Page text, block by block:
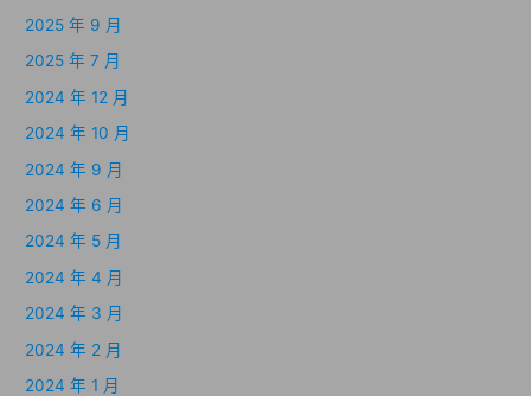
2025 年 9 月
2025 年 7 月
2024 年 12 月
2024 年 10 月
2024 年 9 月
2024 年 6 月
2024 年 5 月
2024 年 4 月
2024 年 3 月
2024 年 2 月
2024 年 1 月